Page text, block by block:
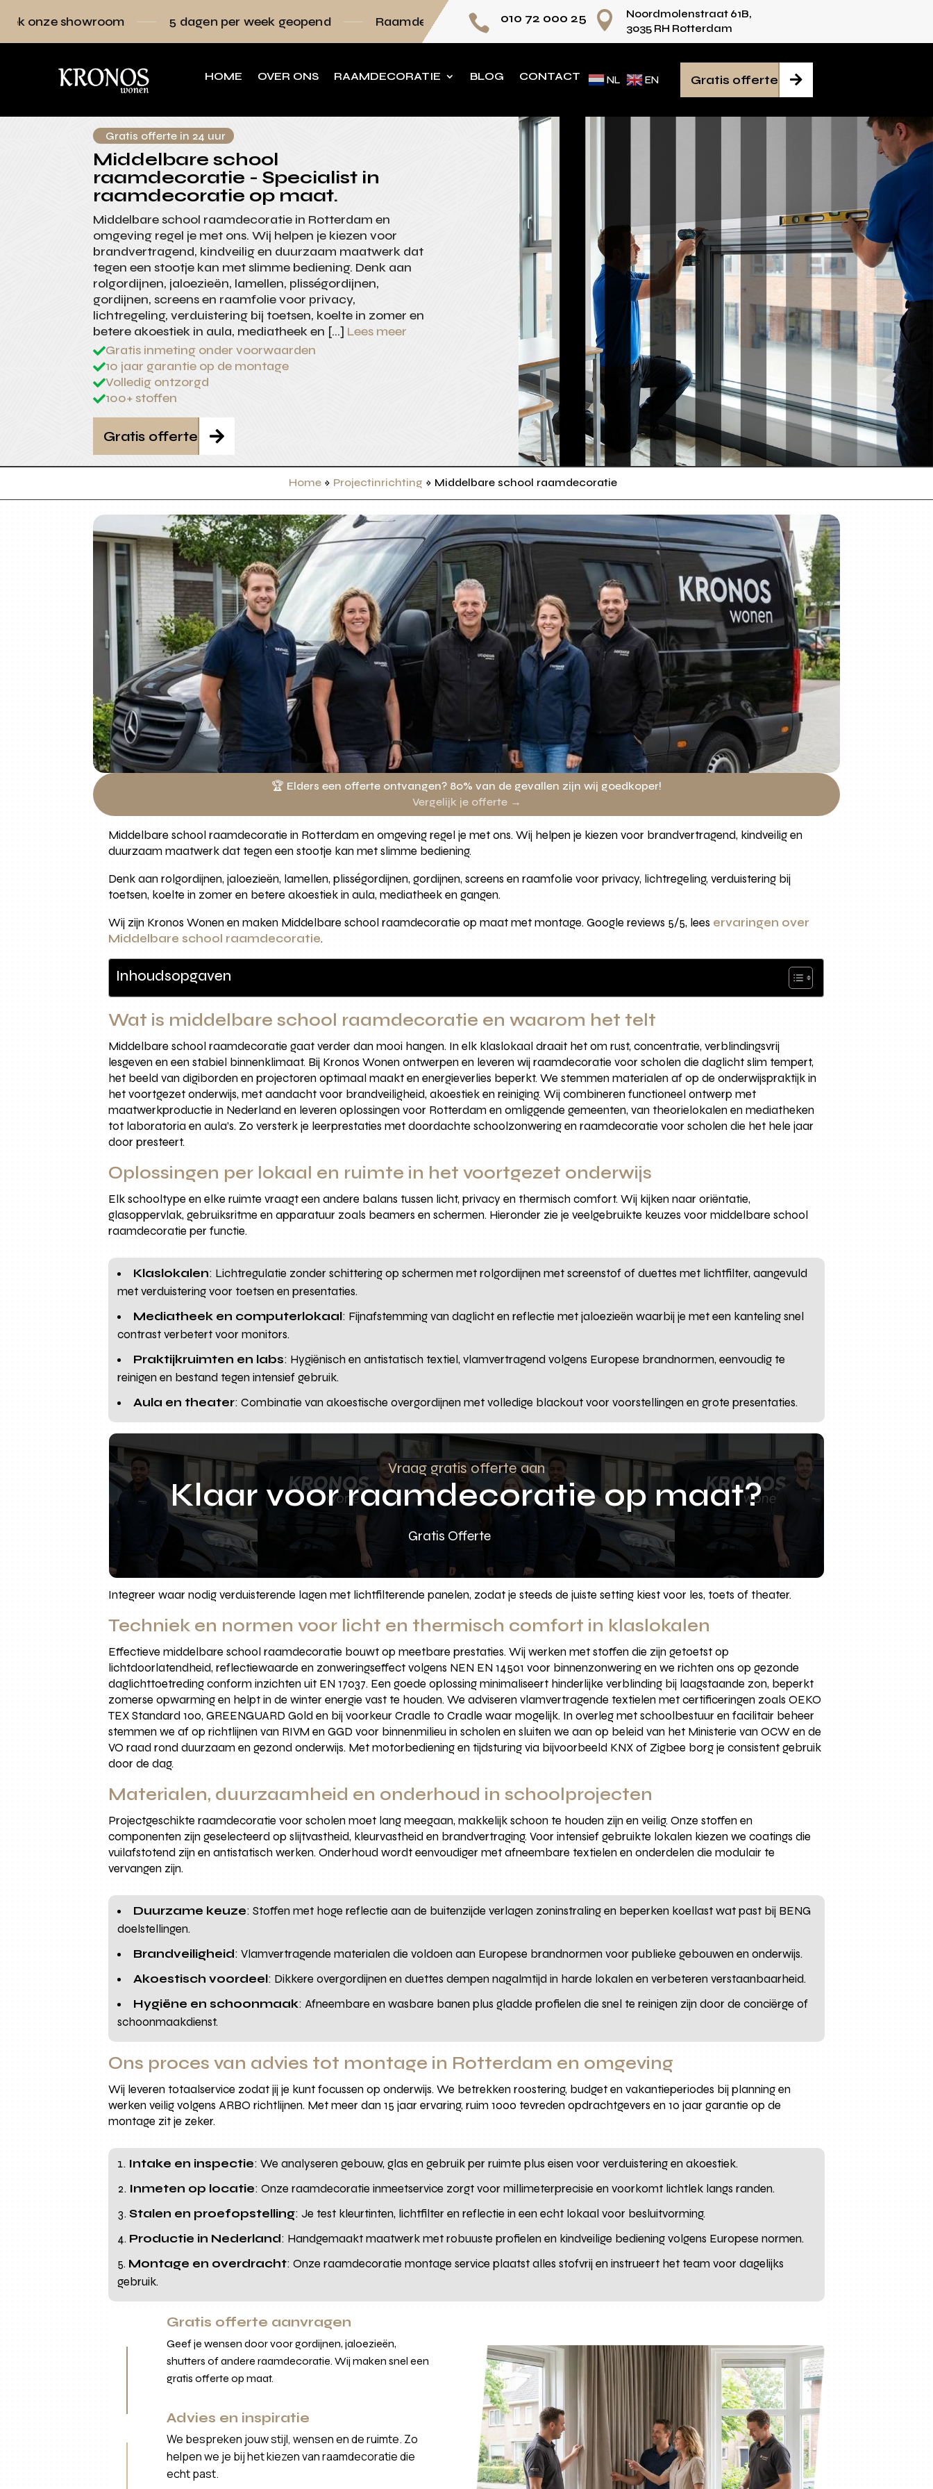
5 dagen per week geopend Raamdecoratie volledig op maat Persoonlijk advies voor iedere ruimte
 010 72 000 25 
Noordmolenstraat 61B,
3035 RH Rotterdam
HOME OVER ONS RAAMDECORATIE BLOG CONTACT NL EN 
Gratis offerte
Gratis offerte in 24 uur
Middelbare school
raamdecoratie - Specialist in
raamdecoratie op maat.
Middelbare school raamdecoratie in Rotterdam en
omgeving regel je met ons. Wij helpen je kiezen voor
brandvertragend, kindveilig en duurzaam maatwerk dat
tegen een stootje kan met slimme bediening. Denk aan
rolgordijnen, jaloezieën, lamellen, plisségordijnen,
gordijnen, screens en raamfolie voor privacy,
lichtregeling, verduistering bij toetsen, koelte in zomer en
betere akoestiek in aula, mediatheek en […] Lees meer
Gratis inmeting onder voorwaarden
10 jaar garantie op de montage
Volledig ontzorgd
100+ stoffen

Gratis offerte
Home» Projectinrichting » Middelbare school raamdecoratie
🏆 Elders een offerte ontvangen? 80% van de gevallen zijn wij goedkoper!
Vergelijk je offerte →
Middelbare school raamdecoratie in Rotterdam en omgeving regel je met ons. Wij helpen je kiezen voor brandvertragend, kindveilig en
duurzaam maatwerk dat tegen een stootje kan met slimme bediening.
Denk aan rolgordijnen, jaloezieën, lamellen, plisségordijnen, gordijnen, screens en raamfolie voor privacy, lichtregeling, verduistering bij
toetsen, koelte in zomer en betere akoestiek in aula, mediatheek en gangen.
Wij zijn Kronos Wonen en maken Middelbare school raamdecoratie op maat met montage. Google reviews 5/5, lees ervaringen over
Middelbare school raamdecoratie.
Inhoudsopgaven
Wat is middelbare school raamdecoratie en waarom het telt
Middelbare school raamdecoratie gaat verder dan mooi hangen. In elk klaslokaal draait het om rust, concentratie, verblindingsvrij
lesgeven en een stabiel binnenklimaat. Bij Kronos Wonen ontwerpen en leveren wij raamdecoratie voor scholen die daglicht slim tempert,
het beeld van digiborden en projectoren optimaal maakt en energieverlies beperkt. We stemmen materialen af op de onderwijspraktijk in
het voortgezet onderwijs, met aandacht voor brandveiligheid, akoestiek en reiniging. Wij combineren functioneel ontwerp met
maatwerkproductie in Nederland en leveren oplossingen voor Rotterdam en omliggende gemeenten, van theorielokalen en mediatheken
tot laboratoria en aula’s. Zo versterk je leerprestaties met doordachte schoolzonwering en raamdecoratie voor scholen die het hele jaar
door presteert.
Oplossingen per lokaal en ruimte in het voortgezet onderwijs
Elk schooltype en elke ruimte vraagt een andere balans tussen licht, privacy en thermisch comfort. Wij kijken naar oriëntatie,
glasoppervlak, gebruiksritme en apparatuur zoals beamers en schermen. Hieronder zie je veelgebruikte keuzes voor middelbare school
raamdecoratie per functie.
Klaslokalen: Lichtregulatie zonder schittering op schermen met rolgordijnen met screenstof of duettes met lichtfilter, aangevuld
met verduistering voor toetsen en presentaties.
Mediatheek en computerlokaal: Fijnafstemming van daglicht en reflectie met jaloezieën waarbij je met een kanteling snel
contrast verbetert voor monitors.
Praktijkruimten en labs: Hygiënisch en antistatisch textiel, vlamvertragend volgens Europese brandnormen, eenvoudig te
reinigen en bestand tegen intensief gebruik.
Aula en theater: Combinatie van akoestische overgordijnen met volledige blackout voor voorstellingen en grote presentaties.
Vraag gratis offerte aan
Klaar voor raamdecoratie op maat?
Gratis Offerte
Integreer waar nodig verduisterende lagen met lichtfilterende panelen, zodat je steeds de juiste setting kiest voor les, toets of theater.
Techniek en normen voor licht en thermisch comfort in klaslokalen
Effectieve middelbare school raamdecoratie bouwt op meetbare prestaties. Wij werken met stoffen die zijn getoetst op
lichtdoorlatendheid, reflectiewaarde en zonweringseffect volgens NEN EN 14501 voor binnenzonwering en we richten ons op gezonde
daglichttoetreding conform inzichten uit EN 17037. Een goede oplossing minimaliseert hinderlijke verblinding bij laagstaande zon, beperkt
zomerse opwarming en helpt in de winter energie vast te houden. We adviseren vlamvertragende textielen met certificeringen zoals OEKO
TEX Standard 100, GREENGUARD Gold en bij voorkeur Cradle to Cradle waar mogelijk. In overleg met schoolbestuur en facilitair beheer
stemmen we af op richtlijnen van RIVM en GGD voor binnenmilieu in scholen en sluiten we aan op beleid van het Ministerie van OCW en de
VO raad rond duurzaam en gezond onderwijs. Met motorbediening en tijdsturing via bijvoorbeeld KNX of Zigbee borg je consistent gebruik
door de dag.
Materialen, duurzaamheid en onderhoud in schoolprojecten
Projectgeschikte raamdecoratie voor scholen moet lang meegaan, makkelijk schoon te houden zijn en veilig. Onze stoffen en
componenten zijn geselecteerd op slijtvastheid, kleurvastheid en brandvertraging. Voor intensief gebruikte lokalen kiezen we coatings die
vuilafstotend zijn en antistatisch werken. Onderhoud wordt eenvoudiger met afneembare textielen en onderdelen die modulair te
vervangen zijn.
Duurzame keuze: Stoffen met hoge reflectie aan de buitenzijde verlagen zoninstraling en beperken koellast wat past bij BENG
doelstellingen.
Brandveiligheid: Vlamvertragende materialen die voldoen aan Europese brandnormen voor publieke gebouwen en onderwijs.
Akoestisch voordeel: Dikkere overgordijnen en duettes dempen nagalmtijd in harde lokalen en verbeteren verstaanbaarheid.
Hygiëne en schoonmaak: Afneembare en wasbare banen plus gladde profielen die snel te reinigen zijn door de conciërge of
schoonmaakdienst.
Ons proces van advies tot montage in Rotterdam en omgeving
Wij leveren totaalservice zodat jij je kunt focussen op onderwijs. We betrekken roostering, budget en vakantieperiodes bij planning en
werken veilig volgens ARBO richtlijnen. Met meer dan 15 jaar ervaring, ruim 1000 tevreden opdrachtgevers en 10 jaar garantie op de
montage zit je zeker.
Intake en inspectie: We analyseren gebouw, glas en gebruik per ruimte plus eisen voor verduistering en akoestiek.
Inmeten op locatie: Onze raamdecoratie inmeetservice zorgt voor millimeterprecisie en voorkomt lichtlek langs randen.
Stalen en proefopstelling: Je test kleurtinten, lichtfilter en reflectie in een echt lokaal voor besluitvorming.
Productie in Nederland: Handgemaakt maatwerk met robuuste profielen en kindveilige bediening volgens Europese normen.
Montage en overdracht: Onze raamdecoratie montage service plaatst alles stofvrij en instrueert het team voor dagelijks
gebruik.
Gratis offerte aanvragen
Geef je wensen door voor gordijnen, jaloezieën,
shutters of andere raamdecoratie. Wij maken snel een
gratis offerte op maat.
Advies en inspiratie
We bespreken jouw stijl, wensen en de ruimte. Zo
helpen we je bij het kiezen van raamdecoratie die
echt past.